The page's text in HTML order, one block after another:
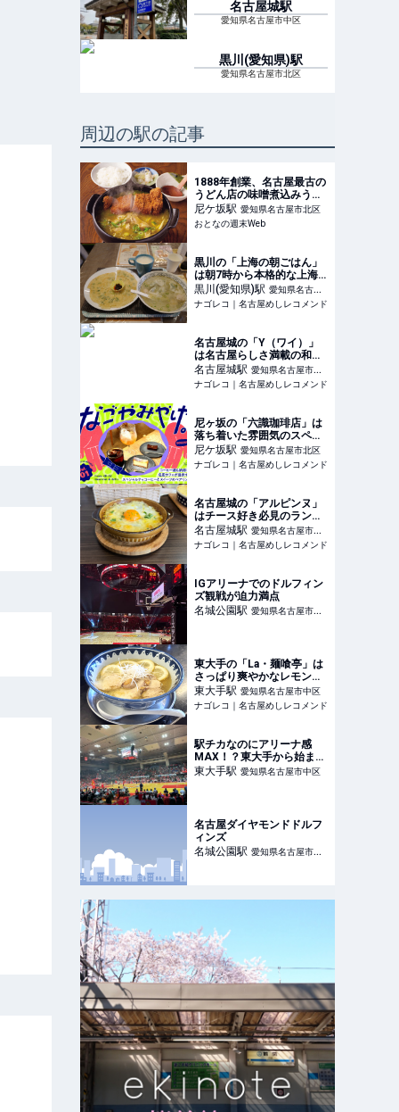
名古屋城駅
愛知県名古屋市中区
黒川(愛知県)駅
愛知県名古屋市北区
周辺の駅の記事
1888年創業、名古屋最古の
うどん店の味噌煮込みうど
んがすごい とんかつトッ
ピングが至福
尼ケ坂駅 愛知県名古屋市北区
おとなの週末Web
黒川の「上海の朝ごはん」
は朝7時から本格的な上海
の朝食が楽しめる専門店
黒川(愛知県)駅 愛知県名古屋
市北区
ナゴレコ｜名古屋めしレコメンド
名古屋城の「Y（ワイ）」
は名古屋らしさ満載の和風
ラザニア専門店
名古屋城駅 愛知県名古屋市中
区
ナゴレコ｜名古屋めしレコメンド
尼ヶ坂の「六識珈琲店」は
落ち着いた雰囲気のスペシ
ャルティコーヒーの名店
尼ケ坂駅 愛知県名古屋市北区
ナゴレコ｜名古屋めしレコメンド
名古屋城の「アルピンヌ」
はチース好き必見のランチ
が楽しめるチーズ専門店
名古屋城駅 愛知県名古屋市中
区
ナゴレコ｜名古屋めしレコメンド
IGアリーナでのドルフィン
ズ観戦が迫力満点
名城公園駅 愛知県名古屋市北
東大手の「La・麺喰亭」は
さっぱり爽やかなレモンラ
ーメンがおいしい麺処
東大手駅 愛知県名古屋市中区
ナゴレコ｜名古屋めしレコメンド
駅チカなのにアリーナ感
MAX！？東大手から始まる
熱狂バスケ体験！
東大手駅 愛知県名古屋市中区
名古屋ダイヤモンドドルフ
ィンズ
名城公園駅 愛知県名古屋市北